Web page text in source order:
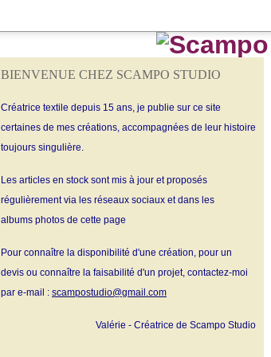
BIENVENUE CHEZ SCAMPO STUDIO
Créatrice textile depuis 15 ans, je publie sur ce site
certaines de mes créations, accompagnées de leur histoire
toujours singulière.
Les articles en stock sont mis à jour et proposés
régulièrement via les réseaux sociaux et dans les
albums photos de cette page
Pour connaître la disponibilité d'une création, pour un
devis ou connaître la faisabilité d'un projet, contactez-moi
par e-mail : scampostudio@gmail.com
Valérie - Créatrice de Scampo Studio